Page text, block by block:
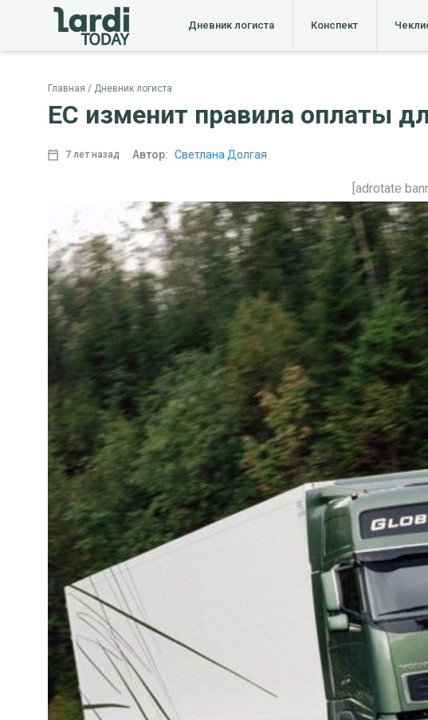
Дневник логиста Конспект
Главная Дневник логиста
ЕС изменит правила оплаты
7 лет назад Автор: Светлана Долгая
[adrotate